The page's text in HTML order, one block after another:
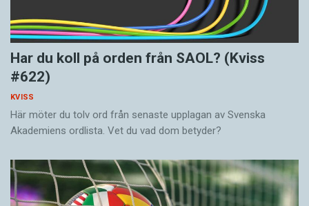
Har du koll på orden från SAOL? (Kviss
#622)
KVISS
Här möter du tolv ord från senaste upplagan av Svenska
Akademiens ordlista. Vet du vad dom betyder?